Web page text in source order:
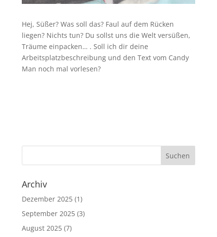
Hej, Süßer? Was soll das? Faul auf dem Rücken
liegen? Nichts tun? Du sollst uns die Welt versüßen,
Träume einpacken… . Soll ich dir deine
Arbeitsplatzbeschreibung und den Text vom Candy
Man noch mal vorlesen?
Archiv
Dezember 2025(1)
September 2025(3)
August 2025(7)